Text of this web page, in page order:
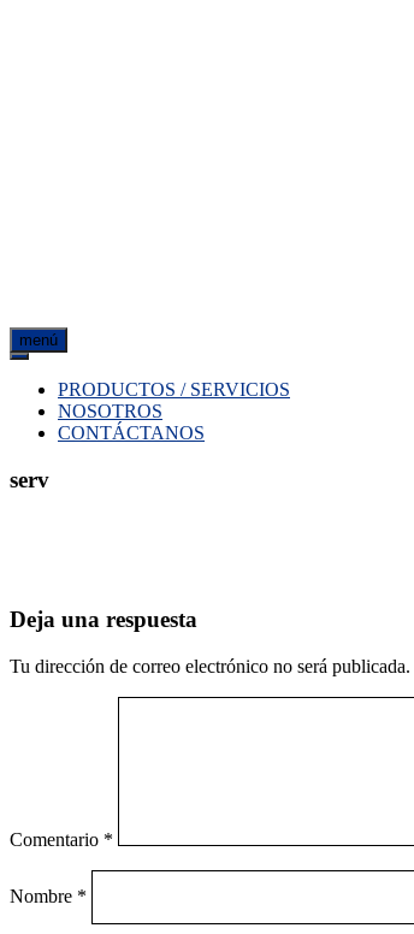
menú
PRODUCTOS / SERVICIOS
NOSOTROS
CONTÁCTANOS
serv
Deja una respuesta
Tu dirección de correo electrónico no será publicada.
Comentario *
Nombre *